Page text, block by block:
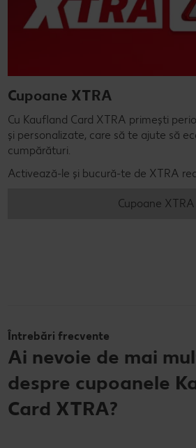
Cupoane XTRA
Cu Kaufland Card XTRA primești
și personalizate, care să te ajute să
cumpărături.
Activează-le și bucură-te de XTRA
Cupoane XTRA
Întrebări frecvente
Ai nevoie de mai
despre cupoanele
Card XTRA?